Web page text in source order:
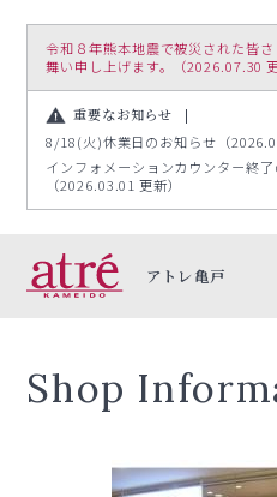
令和８年熊本地震で被災された皆
舞い申し上げます。（2026.07.30 更
重要なお知らせ
8/18(火)休業日のお知らせ（
インフォメーションカウンター終
（2026.03.01 更新）
アトレ亀戸
Shop